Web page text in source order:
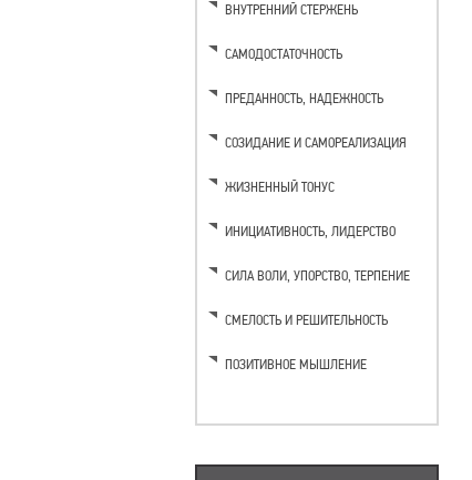
ВНУТРЕННИЙ СТЕРЖЕНЬ
САМОДОСТАТОЧНОСТЬ
ПРЕДАННОСТЬ, НАДЕЖНОСТЬ
СОЗИДАНИЕ И САМОРЕАЛИЗАЦИЯ
ЖИЗНЕННЫЙ ТОНУС
ИНИЦИАТИВНОСТЬ, ЛИДЕРСТВО
CИЛА ВОЛИ, УПОРСТВО, ТЕРПЕНИЕ
CМЕЛОСТЬ И РЕШИТЕЛЬНОСТЬ
ПОЗИТИВНОЕ МЫШЛЕНИЕ